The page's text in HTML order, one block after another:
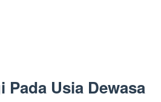
Pada Usia Dewasa